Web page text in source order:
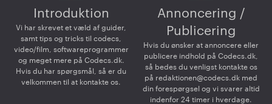
Introduktion
Vi har skrevet et væld af guider,
samt tips og tricks til codecs,
video/film, softwareprogrammer
og meget mere på Codecs.dk.
Hvis du har spørgsmål, så er du
velkommen til at kontakte os.
Annoncering /
Publicering
Hvis du ønsker at annoncere eller
publicere indhold på Codecs.dk,
så bedes du venligst kontakte os
på redaktionen@codecs.dk med
din forespørgsel og vi svarer altid
indenfor 24 timer i hverdage.